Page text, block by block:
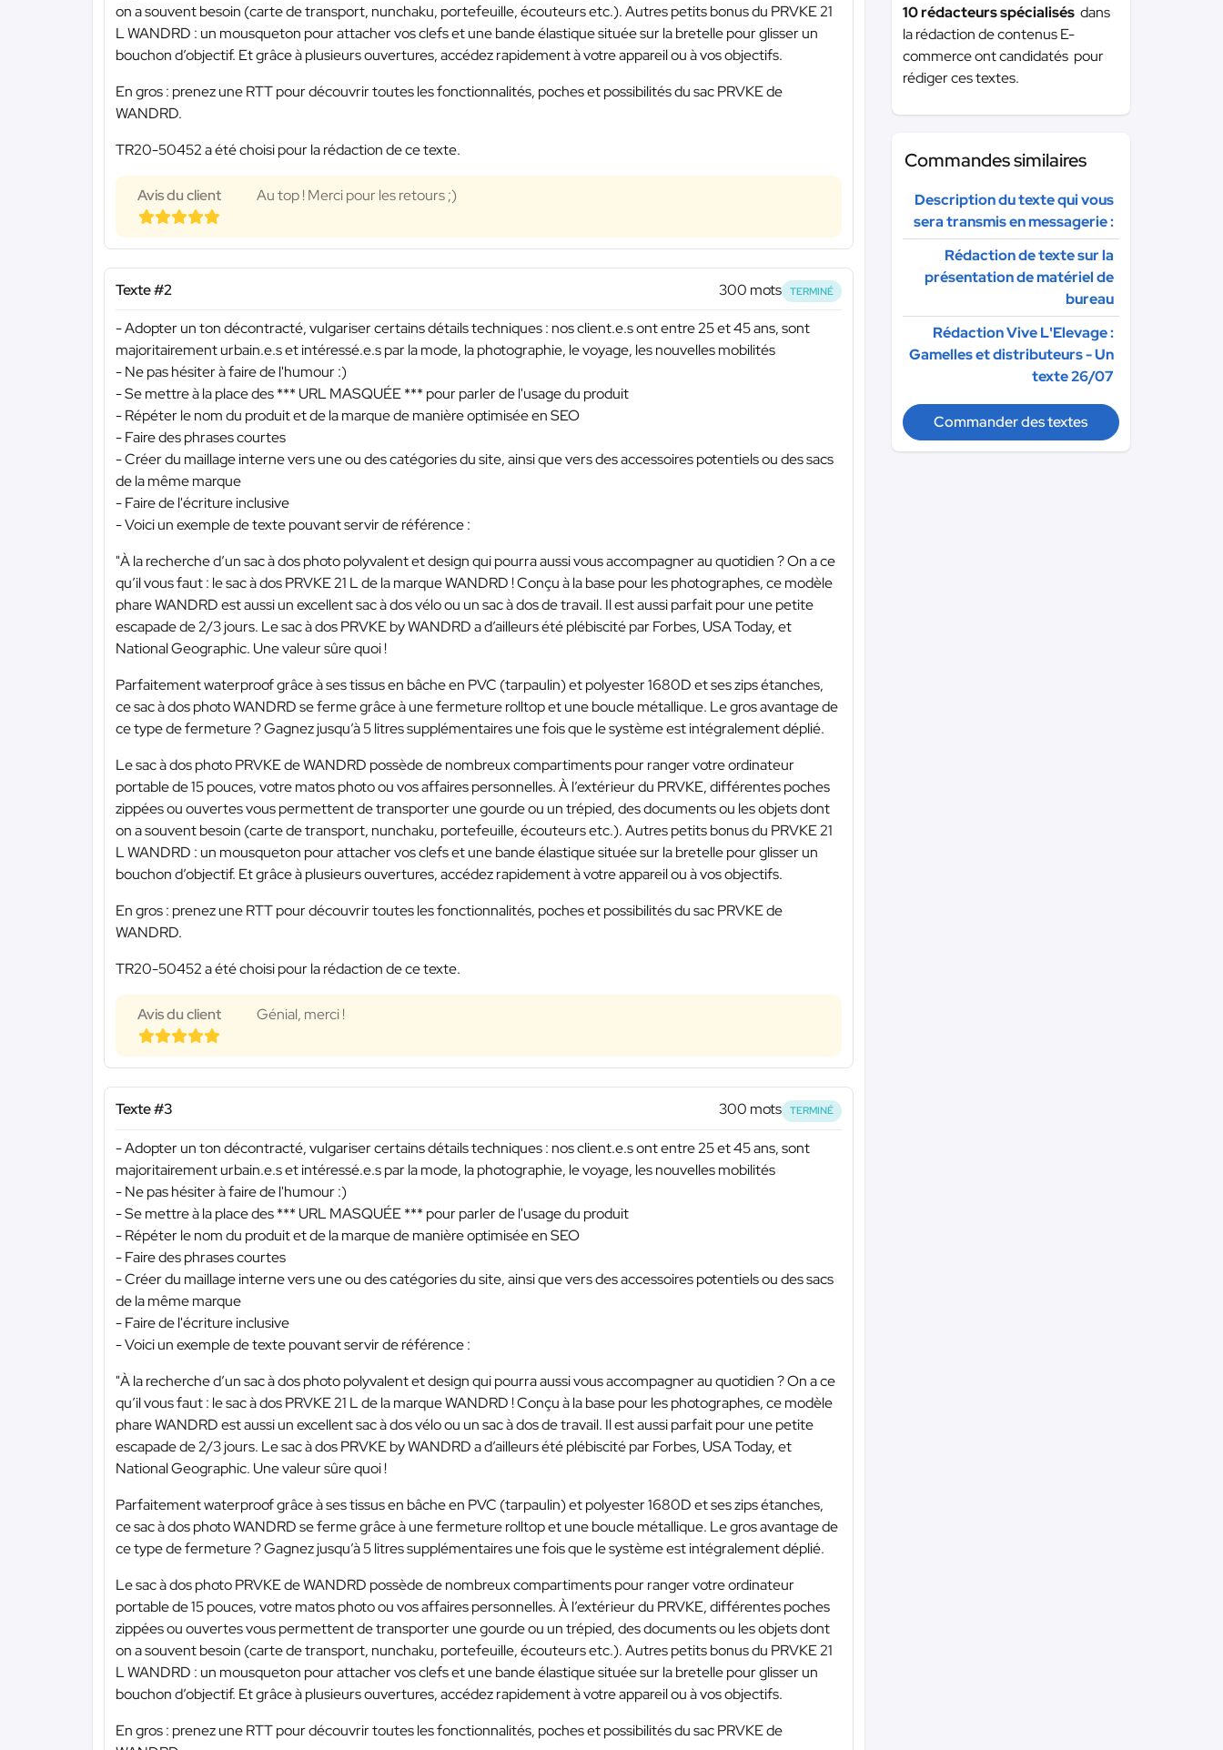
on a souvent besoin (carte de transport, nunchaku, portefeuille, écouteurs etc.). Autres petits bonus du PRVKE 21
L WANDRD : un mousqueton pour attacher vos clefs et une bande élastique située sur la bretelle pour glisser un
bouchon d’objectif. Et grâce à plusieurs ouvertures, accédez rapidement à votre appareil ou à vos objectifs.
En gros : prenez une RTT pour découvrir toutes les fonctionnalités, poches et possibilités du sac PRVKE de
WANDRD.
TR20-50452 a été choisi pour la rédaction de ce texte.
Avis du client Au top ! Merci pour les retours ;)
Texte #2 300 mots TERMINÉ
- Adopter un ton décontracté, vulgariser certains détails techniques : nos client.e.s ont entre 25 et 45 ans, sont
majoritairement urbain.e.s et intéressé.e.s par la mode, la photographie, le voyage, les nouvelles mobilités
- Ne pas hésiter à faire de l'humour :)
- Se mettre à la place des*** URL MASQUÉE *** pour parler de l'usage du produit
- Répéter le nom du produit et de la marque de manière optimisée en SEO
- Faire des phrases courtes
- Créer du maillage interne vers une ou des catégories du site, ainsi que vers des accessoires potentiels ou des sacs
de la même marque
- Faire de l'écriture inclusive
- Voici un exemple de texte pouvant servir de référence :
"À la recherche d’un sac à dos photo polyvalent et design qui pourra aussi vous accompagner au quotidien ? On a ce
qu’il vous faut : le sac à dos PRVKE 21 L de la marque WANDRD ! Conçu à la base pour les photographes, ce modèle
phare WANDRD est aussi un excellent sac à dos vélo ou un sac à dos de travail. Il est aussi parfait pour une petite
escapade de 2/3 jours. Le sac à dos PRVKE by WANDRD a d’ailleurs été plébiscité par Forbes, USA Today, et
National Geographic. Une valeur sûre quoi !
Parfaitement waterproof grâce à ses tissus en bâche en PVC (tarpaulin) et polyester 1680D et ses zips étanches,
ce sac à dos photo WANDRD se ferme grâce à une fermeture rolltop et une boucle métallique. Le gros avantage de
ce type de fermeture ? Gagnez jusqu’à 5 litres supplémentaires une fois que le système est intégralement déplié.
Le sac à dos photo PRVKE de WANDRD possède de nombreux compartiments pour ranger votre ordinateur
portable de 15 pouces, votre matos photo ou vos affaires personnelles. À l’extérieur du PRVKE, différentes poches
zippées ou ouvertes vous permettent de transporter une gourde ou un trépied, des documents ou les objets dont
on a souvent besoin (carte de transport, nunchaku, portefeuille, écouteurs etc.). Autres petits bonus du PRVKE 21
L WANDRD : un mousqueton pour attacher vos clefs et une bande élastique située sur la bretelle pour glisser un
bouchon d’objectif. Et grâce à plusieurs ouvertures, accédez rapidement à votre appareil ou à vos objectifs.
En gros : prenez une RTT pour découvrir toutes les fonctionnalités, poches et possibilités du sac PRVKE de
WANDRD.
TR20-50452 a été choisi pour la rédaction de ce texte.
Avis du client Génial, merci !
Texte #3 300 mots TERMINÉ
- Adopter un ton décontracté, vulgariser certains détails techniques : nos client.e.s ont entre 25 et 45 ans, sont
majoritairement urbain.e.s et intéressé.e.s par la mode, la photographie, le voyage, les nouvelles mobilités
- Ne pas hésiter à faire de l'humour :)
- Se mettre à la place des*** URL MASQUÉE *** pour parler de l'usage du produit
- Répéter le nom du produit et de la marque de manière optimisée en SEO
- Faire des phrases courtes
- Créer du maillage interne vers une ou des catégories du site, ainsi que vers des accessoires potentiels ou des sacs
de la même marque
- Faire de l'écriture inclusive
- Voici un exemple de texte pouvant servir de référence :
"À la recherche d’un sac à dos photo polyvalent et design qui pourra aussi vous accompagner au quotidien ? On a ce
qu’il vous faut : le sac à dos PRVKE 21 L de la marque WANDRD ! Conçu à la base pour les photographes, ce modèle
phare WANDRD est aussi un excellent sac à dos vélo ou un sac à dos de travail. Il est aussi parfait pour une petite
escapade de 2/3 jours. Le sac à dos PRVKE by WANDRD a d’ailleurs été plébiscité par Forbes, USA Today, et
National Geographic. Une valeur sûre quoi !
Parfaitement waterproof grâce à ses tissus en bâche en PVC (tarpaulin) et polyester 1680D et ses zips étanches,
ce sac à dos photo WANDRD se ferme grâce à une fermeture rolltop et une boucle métallique. Le gros avantage de
ce type de fermeture ? Gagnez jusqu’à 5 litres supplémentaires une fois que le système est intégralement déplié.
Le sac à dos photo PRVKE de WANDRD possède de nombreux compartiments pour ranger votre ordinateur
portable de 15 pouces, votre matos photo ou vos affaires personnelles. À l’extérieur du PRVKE, différentes poches
zippées ou ouvertes vous permettent de transporter une gourde ou un trépied, des documents ou les objets dont
on a souvent besoin (carte de transport, nunchaku, portefeuille, écouteurs etc.). Autres petits bonus du PRVKE 21
L WANDRD : un mousqueton pour attacher vos clefs et une bande élastique située sur la bretelle pour glisser un
bouchon d’objectif. Et grâce à plusieurs ouvertures, accédez rapidement à votre appareil ou à vos objectifs.
En gros : prenez une RTT pour découvrir toutes les fonctionnalités, poches et possibilités du sac PRVKE de
10 rédacteurs spécialisés dans
la rédaction de contenus E-
commerce ont candidatés pour
rédiger ces textes.
Commandes similaires
Description du texte qui vous
sera transmis en messagerie :
Rédaction de texte sur la
présentation de matériel de
bureau
Rédaction Vive L'Elevage :
Gamelles et distributeurs - Un
texte 26/07
Commander des textes